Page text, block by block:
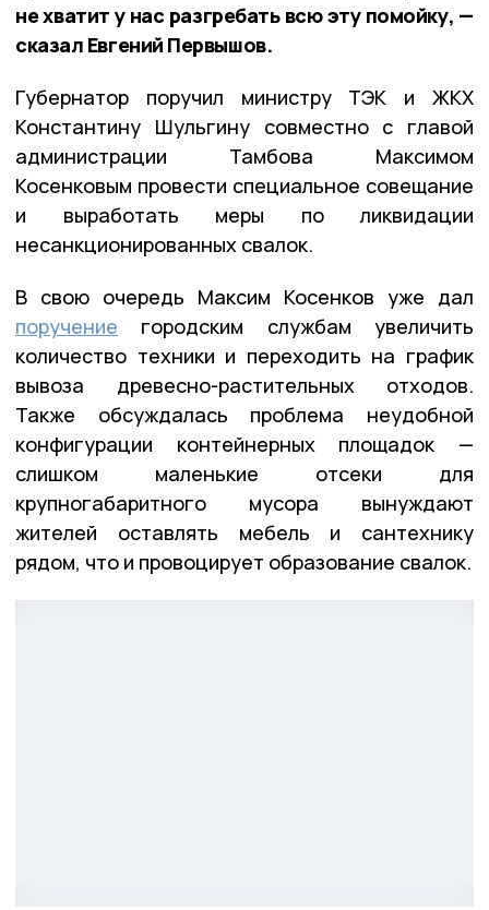
не хватит у нас разгребать всю эту помойку, —
сказал Евгений Первышов.
Губернатор поручил министру ТЭК и ЖКХ
Константину Шульгину совместно с главой
администрации Тамбова Максимом
Косенковым провести специальное совещание
и выработать меры по ликвидации
несанкционированных свалок.
В свою очередь Максим Косенков уже дал
поручение городским службам увеличить
количество техники и переходить на график
вывоза древесно-растительных отходов.
Также обсуждалась проблема неудобной
конфигурации контейнерных площадок —
слишком маленькие отсеки для
крупногабаритного мусора вынуждают
жителей оставлять мебель и сантехнику
рядом, что и провоцирует образование свалок.